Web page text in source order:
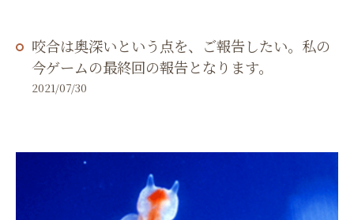
咬合は奥深いという点を、ご報告したい。私の
今ゲームの最終回の報告となります。
2021/07/30